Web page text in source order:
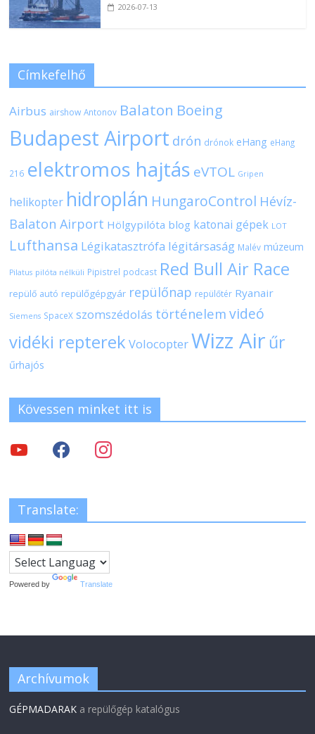
2026-07-13
Címkefelhő
Airbus airshow Antonov Balaton Boeing
Budapest Airport drón drónok eHang eHang
216 elektromos hajtás eVTOL Gripen
helikopter hidroplán HungaroControl Hévíz-
Balaton Airport Hölgypilóta blog katonai gépek LOT
Lufthansa Légikatasztrófa légitársaság Malév múzeum
Pilatus pilóta nélküli Pipistrel podcast Red Bull Air Race
repülő autó repülőgépgyár repülőnap repülőtér Ryanair
Siemens SpaceX szomszédolás történelem videó
vidéki repterek VolocopterWizz Air űr
űrhajós
Kövessen minket itt is
Translate:
Powered by Translate
Archívumok
GÉPMADARAK a repülőgép katalógus